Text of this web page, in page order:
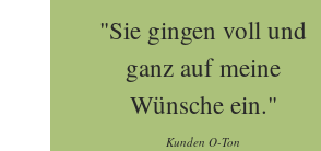
"Sie gingen voll und
ganz auf meine
Wünsche ein."
Kunden O-Ton